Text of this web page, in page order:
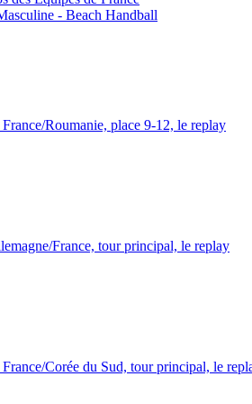
- Beach Handball
Roumanie, place 9-12, le replay
France, tour principal, le replay
Corée du Sud, tour principal, le